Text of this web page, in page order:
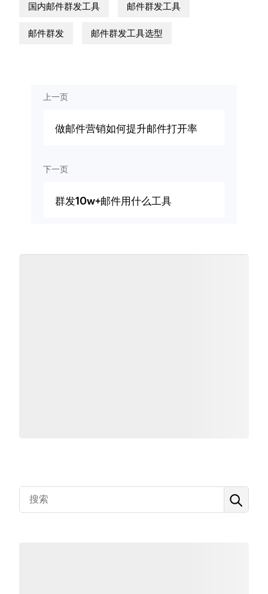
国内邮件群发工具 邮件群发工具
邮件群发 邮件群发工具选型
上一页
做邮件营销如何提升邮件打开率
下一页
群发10w+邮件用什么工具